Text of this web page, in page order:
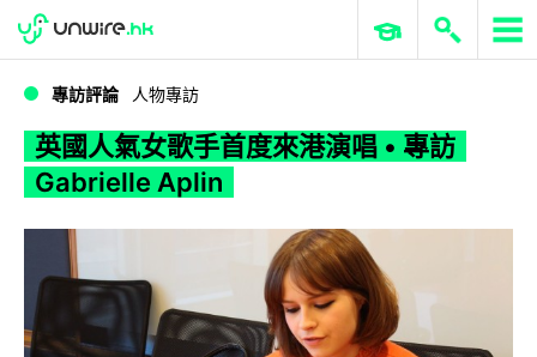
WWDC 2026 ERP 與商業 AI
專訪評論 人物專訪
英國人氣女歌手首度來港演唱 • 專訪
Gabrielle Aplin